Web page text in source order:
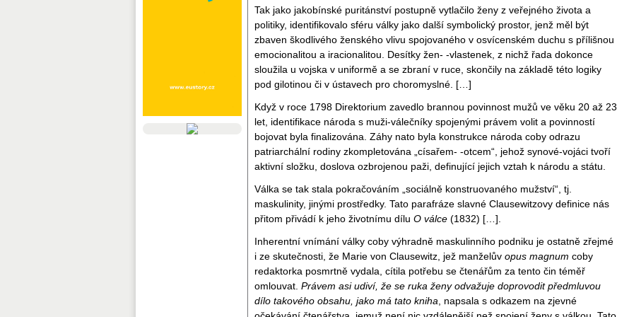
Tak jako jakobínské puritánství postupně vytlačilo ženy z veřejného života a
politiky, identifikovalo sféru války jako další symbolický prostor, jenž měl být
zbaven škodlivého ženského vlivu spojovaného v osvícenském duchu s přílišnou
emocionalitou a iracionalitou. Desítky žen- -vlastenek, z nichž řada dokonce
sloužila u vojska v uniformě a se zbraní v ruce, skončily na základě této logiky
pod gilotinou či v ústavech pro choromyslné. […]
Když v roce 1798 Direktorium zavedlo brannou povinnost mužů ve věku 20 až 23
let, identifikace národa s muži-válečníky spojenými právem volit a povinností
bojovat byla finalizována. Záhy nato byla konstrukce národa coby odrazu
patriarchální rodiny zkompletována „císařem- -otcem“, jehož synové-vojáci tvoří
aktivní složku, doslova ozbrojenou paži, definující jejich vztah k národu a státu.
Válka se tak stala pokračováním „sociálně konstruovaného mužství“, tj.
maskulinity, jinými prostředky. Tato parafráze slavné Clausewitzovy definice nás
přitom přivádí k jeho životnímu dílu O válce (1832) […].
Inherentní vnímání války coby výhradně maskulinního podniku je ostatně zřejmé
i ze skutečnosti, že Marie von Clausewitz, jež manželův opus magnum coby
redaktorka posmrtně vydala, cítila potřebu se čtenářům za tento čin téměř
omlouvat. Právem asi udiví, že se ruka ženy odvažuje doprovodit předmluvou
dílo takového obsahu, jako má tato kniha, napsala s odkazem na zjevné